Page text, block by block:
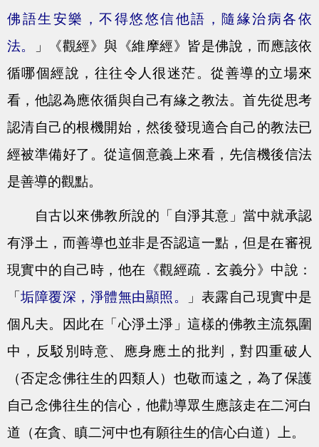
佛語生安樂，不得悠悠信他語，隨緣治病各依
法。
」《觀經》與《維摩經》皆是佛說，而應該依
循哪個經說，往往令人很迷茫。從善導的立場來
看，他認為應依循與自己有緣之教法。首先從思考
認清自己的根機開始，然後發現適合自己的教法已
經被準備好了。從這個意義上來看，先信機後信法
是善導的觀點。
自古以來佛教所說的「自淨其意」當中就承認
有淨土，而善導也並非是否認這一點，但是在審視
現實中的自己時，他在《觀經疏．玄義分》中說：
「垢障覆深，淨體無由顯照。
」表露自己現實中是
個凡夫。因此在「心淨土淨」這樣的佛教主流氛圍
中，反駁別時意、應身應土的批判，對四重破人
（否定念佛往生的四類人）也敬而遠之，為了保護
自己念佛往生的信心，他勸導眾生應該走在二河白
道（在貪、瞋二河中也有願往生的信心白道）上。